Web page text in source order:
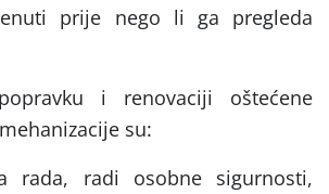
prije nego li ga pregleda
i renovaciji oštećene
su:
rada, radi osobne sigurnosti,